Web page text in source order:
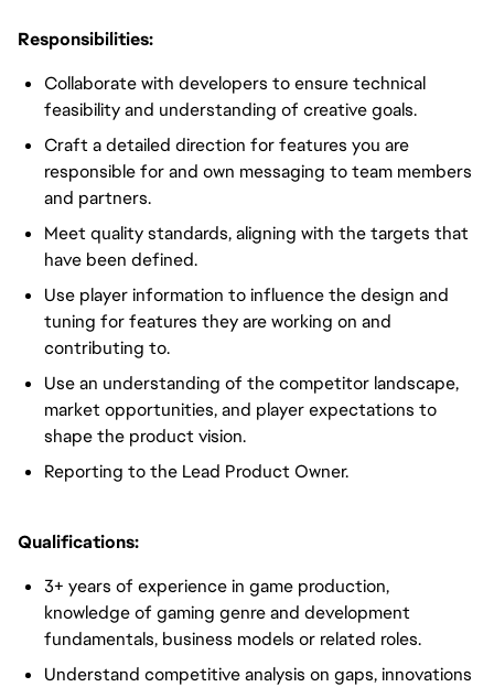
Responsibilities:
Collaborate with developers to ensure technical
feasibility and understanding of creative goals.
Craft a detailed direction for features you are
responsible for and own messaging to team members
and partners.
Meet quality standards, aligning with the targets that
have been defined.
Use player information to influence the design and
tuning for features they are working on and
contributing to.
Use an understanding of the competitor landscape,
market opportunities, and player expectations to
shape the product vision.
Reporting to the Lead Product Owner.
Qualifications:
3+ years of experience in game production,
knowledge of gaming genre and development
fundamentals, business models or related roles.
Understand competitive analysis on gaps, innovations